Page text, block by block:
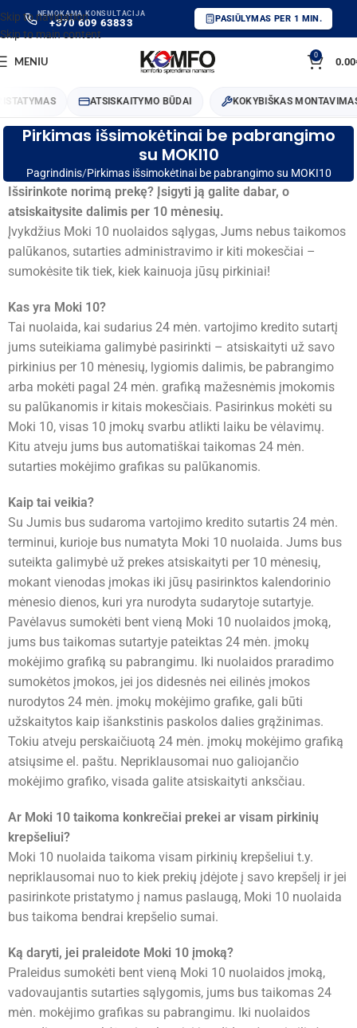
Skip to navigation
Skip to main content
NEMOKAMA KONSULTACIJA
+370 609 63833 PASIŪLYMAS PER 1 MIN.
MENIU 0
0.00
ATSISKAITYMO BŪDAI KOKYBIŠKAS MONTAVIMAS
Pirkimas išsimokėtinai be pabrangimo
su MOKI10
Pagrindinis Pirkimas išsimokėtinai be pabrangimo su MOKI10
Išsirinkote norimą prekę? Įsigyti ją galite dabar, o
atsiskaitysite dalimis per 10 mėnesių.
Įvykdžius Moki 10 nuolaidos sąlygas, Jums nebus taikomos
palūkanos, sutarties administravimo ir kiti mokesčiai –
sumokėsite tik tiek, kiek kainuoja jūsų pirkiniai!
Kas yra Moki 10?
Tai nuolaida, kai sudarius 24 mėn. vartojimo kredito sutartį
jums suteikiama galimybė pasirinkti – atsiskaityti už savo
pirkinius per 10 mėnesių, lygiomis dalimis, be pabrangimo
arba mokėti pagal 24 mėn. grafiką mažesnėmis įmokomis
su palūkanomis ir kitais mokesčiais. Pasirinkus mokėti su
Moki 10, visas 10 įmokų svarbu atlikti laiku be vėlavimų.
Kitu atveju jums bus automatiškai taikomas 24 mėn.
sutarties mokėjimo grafikas su palūkanomis.
Kaip tai veikia?
Su Jumis bus sudaroma vartojimo kredito sutartis 24 mėn.
terminui, kurioje bus numatyta Moki 10 nuolaida. Jums bus
suteikta galimybė už prekes atsiskaityti per 10 mėnesių,
mokant vienodas įmokas iki jūsų pasirinktos kalendorinio
mėnesio dienos, kuri yra nurodyta sudarytoje sutartyje.
Pavėlavus sumokėti bent vieną Moki 10 nuolaidos įmoką,
jums bus taikomas sutartyje pateiktas 24 mėn. įmokų
mokėjimo grafiką su pabrangimu. Iki nuolaidos praradimo
sumokėtos įmokos, jei jos didesnės nei eilinės įmokos
nurodytos 24 mėn. įmokų mokėjimo grafike, gali būti
užskaitytos kaip išankstinis paskolos dalies grąžinimas.
Tokiu atveju perskaičiuotą 24 mėn. įmokų mokėjimo grafiką
atsiųsime el. paštu. Nepriklausomai nuo galiojančio
mokėjimo grafiko, visada galite atsiskaityti anksčiau.
Ar Moki 10 taikoma konkrečiai prekei ar visam pirkinių
krepšeliui?
Moki 10 nuolaida taikoma visam pirkinių krepšeliui t.y.
nepriklausomai nuo to kiek prekių įdėjote į savo krepšelį ir jei
pasirinkote pristatymo į namus paslaugą, Moki 10 nuolaida
bus taikoma bendrai krepšelio sumai.
Ką daryti, jei praleidote Moki 10 įmoką?
Praleidus sumokėti bent vieną Moki 10 nuolaidos įmoką,
vadovaujantis sutarties sąlygomis, jums bus taikomas 24
mėn. mokėjimo grafikas su pabrangimu. Iki nuolaidos